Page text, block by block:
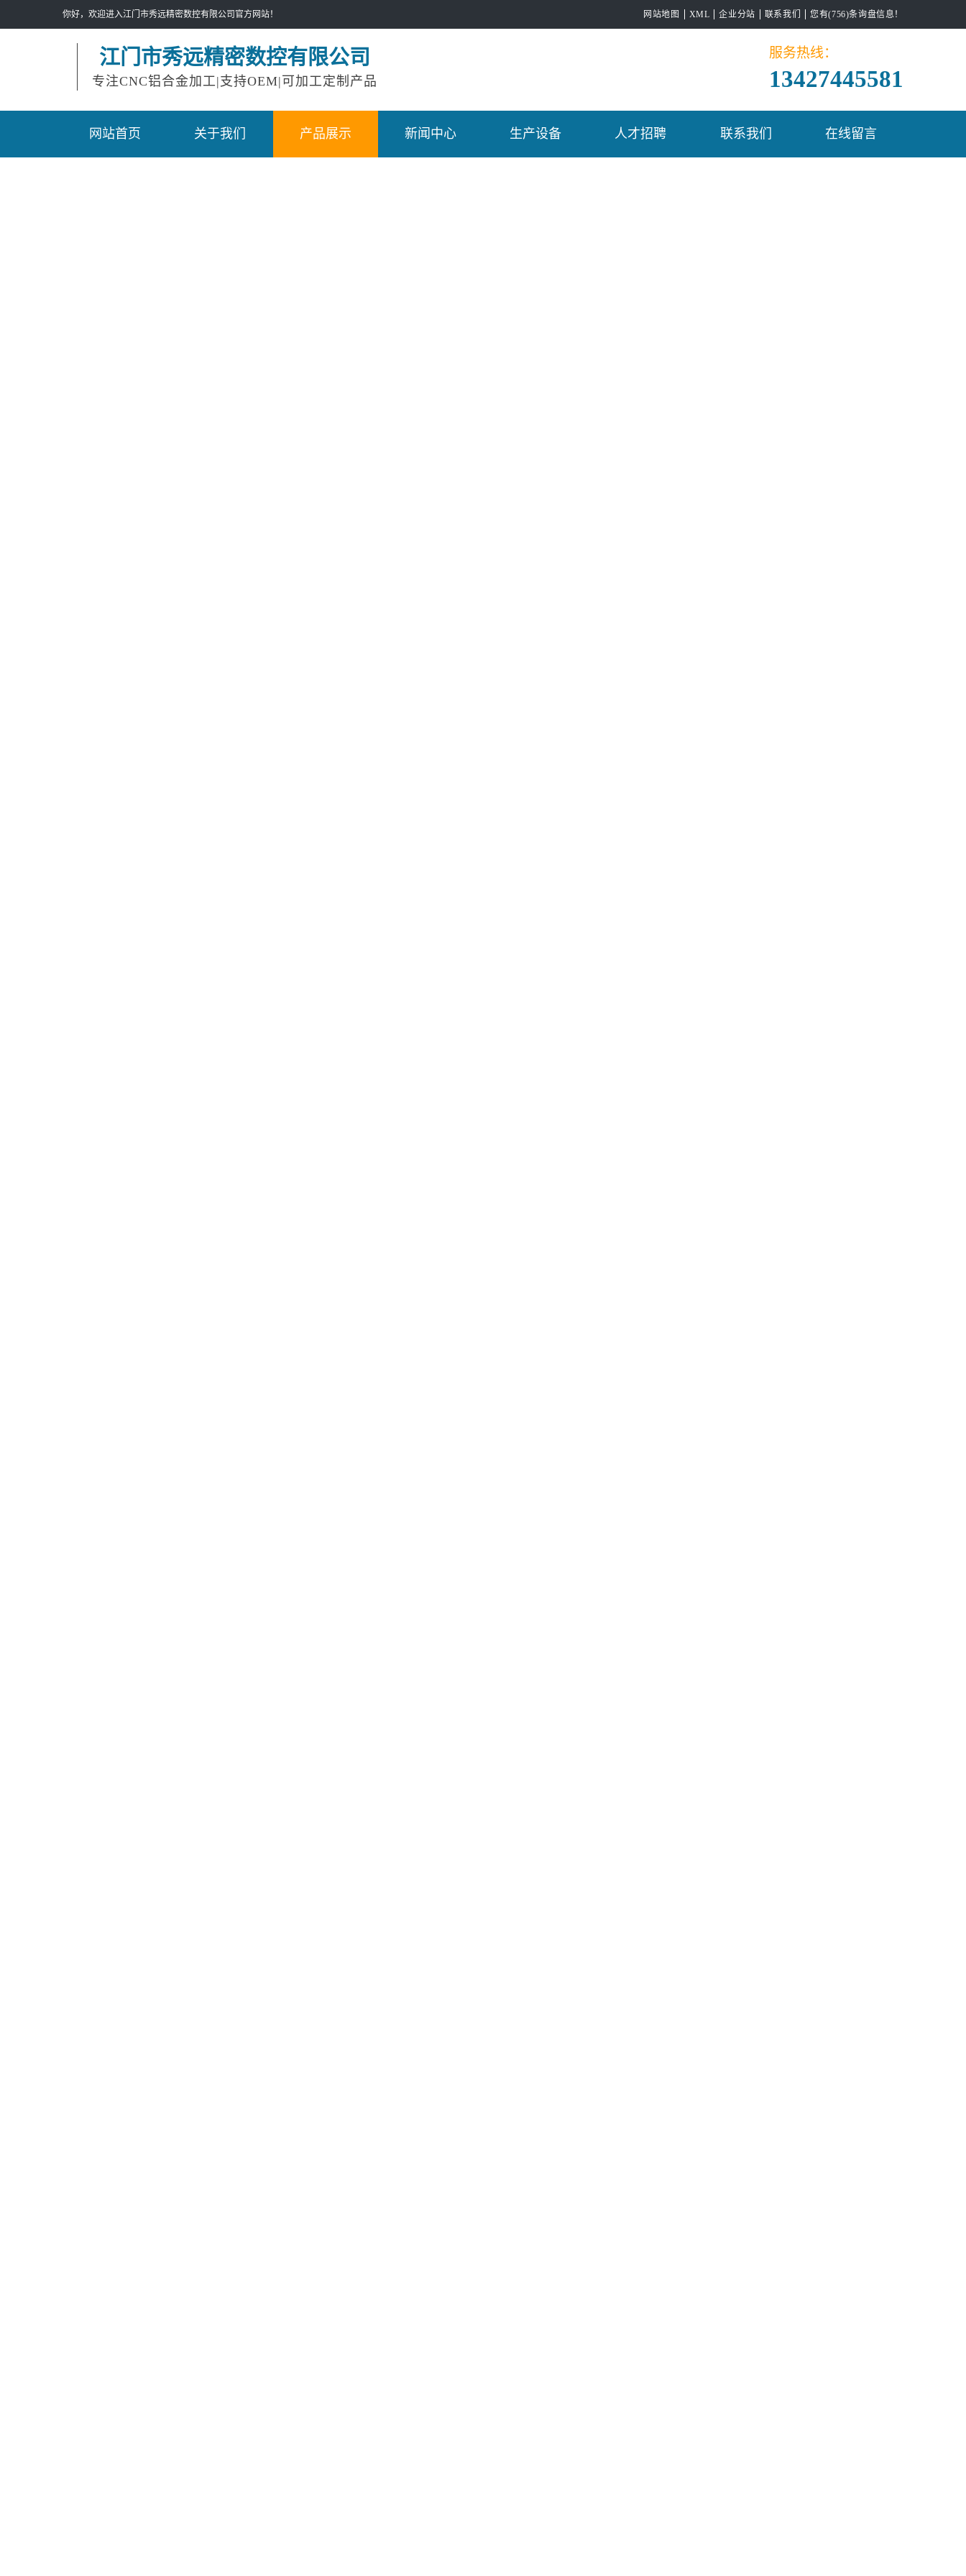
你好，欢迎进入江门市秀远精密数控有限公司官方网站！ 网站地图 XML 企业分站 联系我们 您有(756)条询盘信息！
江门市秀远精密数控有限公司
专注CNC铝合金加工|支持OEM|可加工定制产品
服务热线：
13427445581
网站首页 关于我们 产品展示 新闻中心 生产设备 人才招聘 联系我们 在线留言